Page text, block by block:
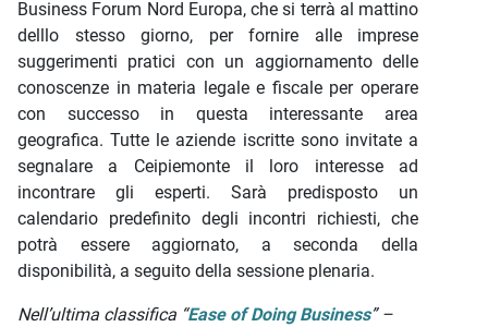
Business Forum Nord Europa, che si terrà al mattino
delllo stesso giorno, per fornire alle imprese
suggerimenti pratici con un aggiornamento delle
conoscenze in materia legale e fiscale per operare
con successo in questa interessante area
geografica. Tutte le aziende iscritte sono invitate a
segnalare a Ceipiemonte il loro interesse ad
incontrare gli esperti. Sarà predisposto un
calendario predefinito degli incontri richiesti, che
potrà essere aggiornato, a seconda della
disponibilità, a seguito della sessione plenaria.
Nell’ultima classifica “Ease of Doing Business” –